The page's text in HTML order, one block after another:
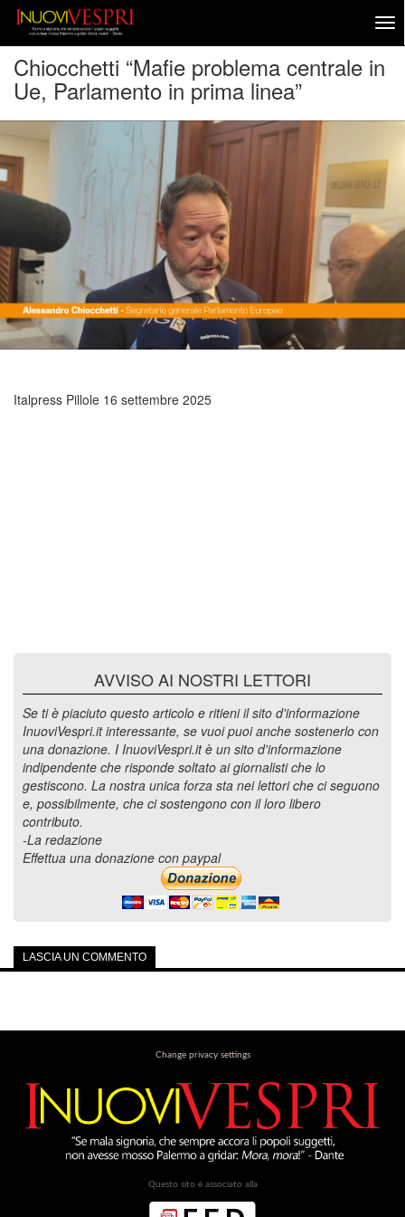
Chiocchetti “Mafie problema centrale in
Ue, Parlamento in prima linea”
Italpress Pillole 16 settembre 2025
AVVISO AI NOSTRI LETTORI
Se ti è piaciuto questo articolo e ritieni il sito d'informazione
InuoviVespri.it interessante, se vuoi puoi anche sostenerlo con
una donazione. I InuoviVespri.it è un sito d'informazione
indipendente che risponde soltato ai giornalisti che lo
gestiscono. La nostra unica forza sta nei lettori che ci seguono
e, possibilmente, che ci sostengono con il loro libero
contributo.
-La redazione
Effettua una donazione con paypal
LASCIA UN COMMENTO
Change privacy settings
Questo sito è associato alla